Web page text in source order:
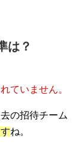
は？
ていません。
の招待チーム
ね。